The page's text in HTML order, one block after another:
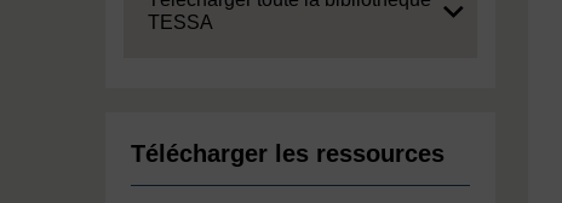
TESSA
Télécharger les ressources